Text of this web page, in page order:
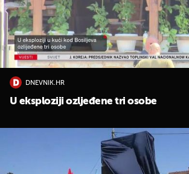
DNEVNIK.HR
U eksploziji ozljeđene tri osobe
UKLJUČITE NOTIFIKACIJE